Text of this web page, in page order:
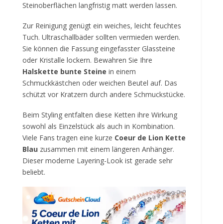
Steinoberflächen langfristig matt werden lassen.
Zur Reinigung genügt ein weiches, leicht feuchtes
Tuch. Ultraschallbäder sollten vermieden werden.
Sie können die Fassung eingefasster Glassteine
oder Kristalle lockern. Bewahren Sie Ihre
Halskette bunte Steine in einem
Schmuckkästchen oder weichen Beutel auf. Das
schützt vor Kratzern durch andere Schmuckstücke.
Beim Styling entfalten diese Ketten ihre Wirkung
sowohl als Einzelstück als auch in Kombination.
Viele Fans tragen eine kurze Coeur de Lion Kette
Blau zusammen mit einem längeren Anhänger.
Dieser moderne Layering-Look ist gerade sehr
beliebt.